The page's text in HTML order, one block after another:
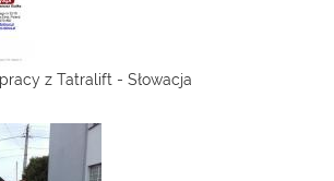
z Tatralift - Słowacja